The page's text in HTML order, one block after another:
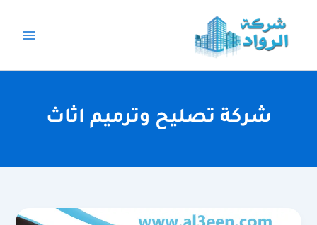
المحتوى
شركة تصليح وترميم اثاث